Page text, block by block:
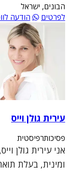
הבונים, ישראל
לפרטים
הודעה
עירית גולן וייס
פסיכותרפיסטית
אני עירית גולן
ומינית, בעלת